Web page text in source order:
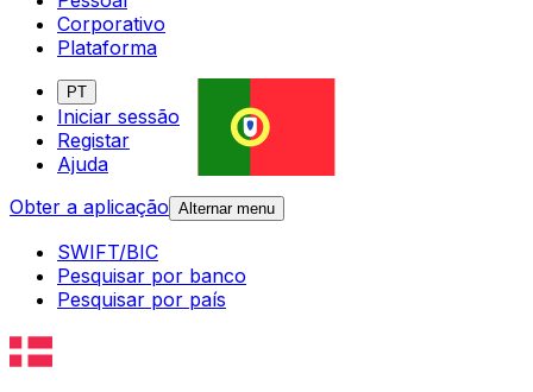
Corporativo
Plataforma
PT
Iniciar sessão
Registar
Ajuda
Obter a aplicação Alternar menu
SWIFT/BIC
Pesquisar por banco
Pesquisar por país